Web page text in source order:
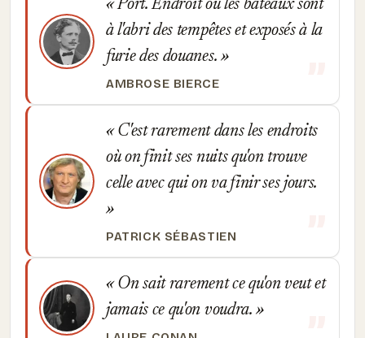
Port. Endroit où les bateaux sont
à l'abri des tempêtes et exposés à la
furie des douanes.
AMBROSE BIERCE
C'est rarement dans les endroits
où on finit ses nuits qu'on trouve
celle avec qui on va finir ses jours.
PATRICK SÉBASTIEN
On sait rarement ce qu'on veut et
jamais ce qu'on voudra.